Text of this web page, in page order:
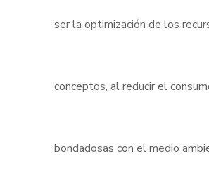
ser la optimización de los
conceptos, al reducir el
bondadosas con el medio